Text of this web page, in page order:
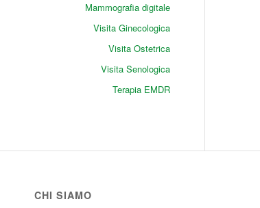
Mammografia digitale
Visita Ginecologica
Visita Ostetrica
Visita Senologica
Terapia EMDR
CHI SIAMO